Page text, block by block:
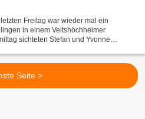
Freitag war wieder mal ein
in einem Veitshöchheimer
sichteten Stefan und Yvonne
Seite >